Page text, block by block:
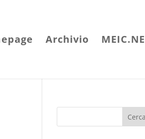
Archivio